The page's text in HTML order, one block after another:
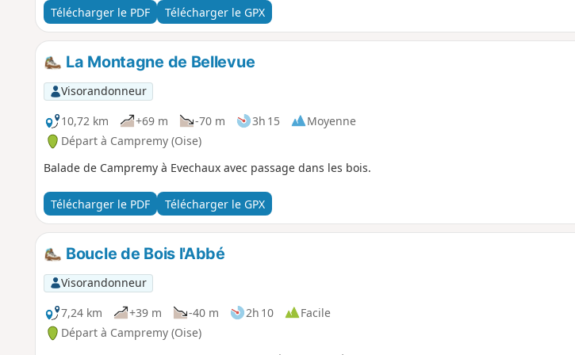
Télécharger le PDF Télécharger le GPX
La Montagne de Bellevue
Visorandonneur
10,72 km
+69 m -70 m 3h 15
Moyenne
Départ à Campremy (Oise)
Balade de Campremy à Evechaux avec passage dans les bois.
Télécharger le PDF Télécharger le GPX
Boucle de Bois l'Abbé
Visorandonneur
7,24 km
+39 m -40 m 2h 10
Facile
Départ à Campremy (Oise)